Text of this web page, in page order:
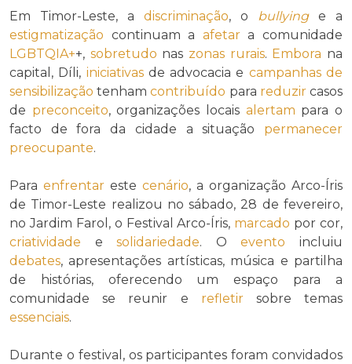
Em Timor-Leste, a discriminação, o bullyinge a
estigmatização continuam a afetara comunidade
LGBTQIA++, sobretudo nas zonas rurais. Embora na
capital, Díli, iniciativasde advocacia e campanhas de
sensibilização tenhamcontribuído para reduzircasos
de preconceito, organizações locais alertam para o
facto de fora da cidade a situação permanecer
preocupante.
Para enfrentar este cenário, a organização Arco-Íris
de Timor-Leste realizou no sábado, 28 de fevereiro,
no Jardim Farol, o Festival Arco-Íris, marcado por cor,
criatividade esolidariedade. Oevento incluiu
debates, apresentações artísticas, música e partilha
de histórias, oferecendo um espaço para a
comunidade se reunir e refletirsobre temas
essenciais.
Durante o festival, os participantes foram convidados